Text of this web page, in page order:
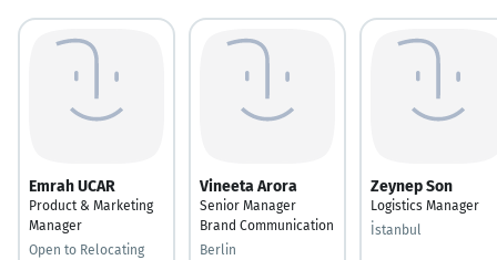
Emrah UCAR
Product & Marketing
Manager
Open to Relocating
Vineeta Arora
Senior Manager
Brand Communication
Berlin
Zeynep Son
Logistics Manager
İstanbul